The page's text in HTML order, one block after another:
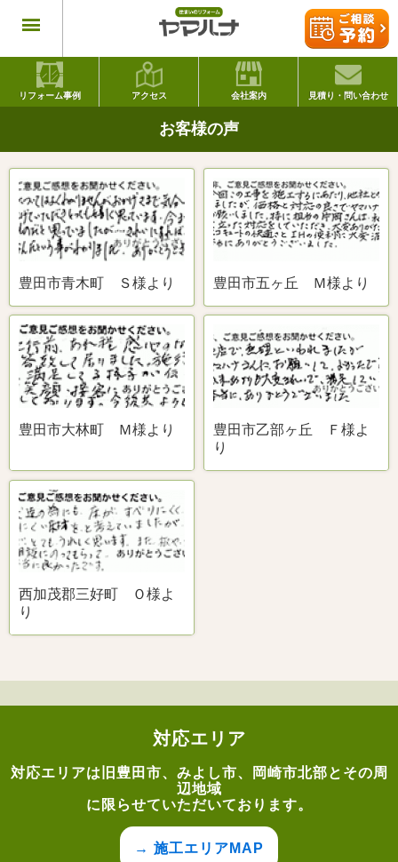
リフォーム事例 アクセス 会社案内 見積り・問い合わせ
お客様の声
豊田市青木町 Ｓ様より 豊田市五ヶ丘 Ｍ様より
豊田市大林町 Ｍ様より
豊田市乙部ヶ丘 Ｆ様よ
り
西加茂郡三好町 Ｏ様よ
り
対応エリア
対応エリアは旧豊田市、みよし市、岡崎市北部とその周
辺地域
に限らせていただいております。
→ 施工エリアMAP